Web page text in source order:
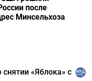
после
Минсельхоза